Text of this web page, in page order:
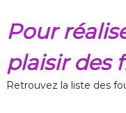
Pour
plaisir des
Retrouvez la liste des